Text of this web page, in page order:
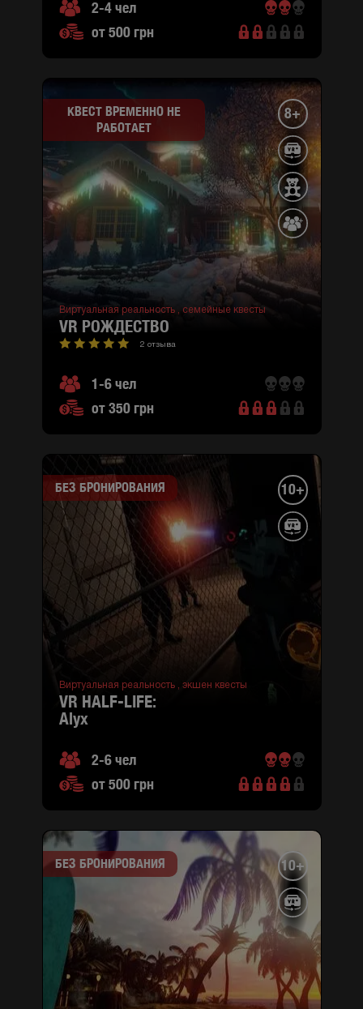
2-4 чел
от 500 грн
КВЕСТ ВРЕМЕННО НЕ
РАБОТАЕТ
8+
Виртуальная реальность , семейные квесты
VR РОЖДЕСТВО
2 отзыва
1-6 чел
от 350 грн
Киев
ул.
Сержа
Лифаря
(район
Деснянский)
Оболонский
проспект
1-б
(район
Оболонский,
Притисско-
Подольский,
Контрактовая
площадь )
БЕЗ БРОНИРОВАНИЯ 10+
Виртуальная реальность , экшен квесты
VR HALF-LIFE:
alyx
2-6 чел
от 500 грн
БЕЗ БРОНИРОВАНИЯ 10+